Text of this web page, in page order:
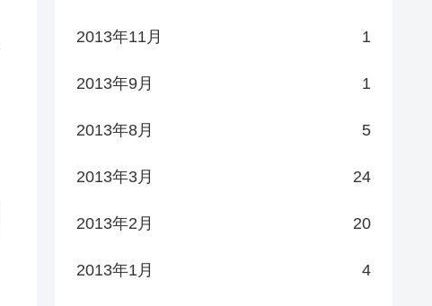
2013年11月 1
2013年9月 1
2013年8月 5
2013年3月 24
2013年2月 20
2013年1月 4